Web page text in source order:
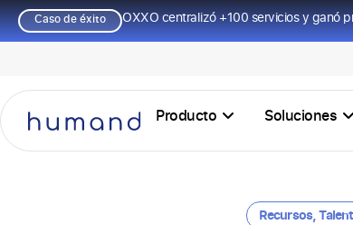
Caso de éxito OXXO centralizó +100 servicios y ganó
Producto Soluciones
Recursos,